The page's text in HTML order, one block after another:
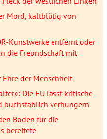
Mord, kaltblütig von
Kunstwerke entfernt oder
die Freundschaft mit
der Menschheit
Die EU lässt kritische
buchstäblich verhungern
Boden für die
bereitete